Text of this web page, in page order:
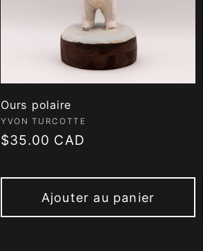
Ours polaire
Fournisseur :
YVON TURCOTTE
Prix
$35.00 CAD
Ajouter au panier